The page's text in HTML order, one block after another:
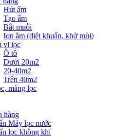
Hút ẩm
Tạo ẩm
Bắt muỗi
Ion âm (diệt khuẩn, khử mùi)
vi lọc
Ô tô
Dưới 20m2
20-40m2
Trên 40m2
màng lọc
hàng
Máy lọc nước
lọc không khí